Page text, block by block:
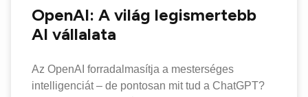
OpenAI: A világ legismertebb
AI vállalata
Az OpenAI forradalmasítja a mesterséges
intelligenciát – de pontosan mit tud a ChatGPT?